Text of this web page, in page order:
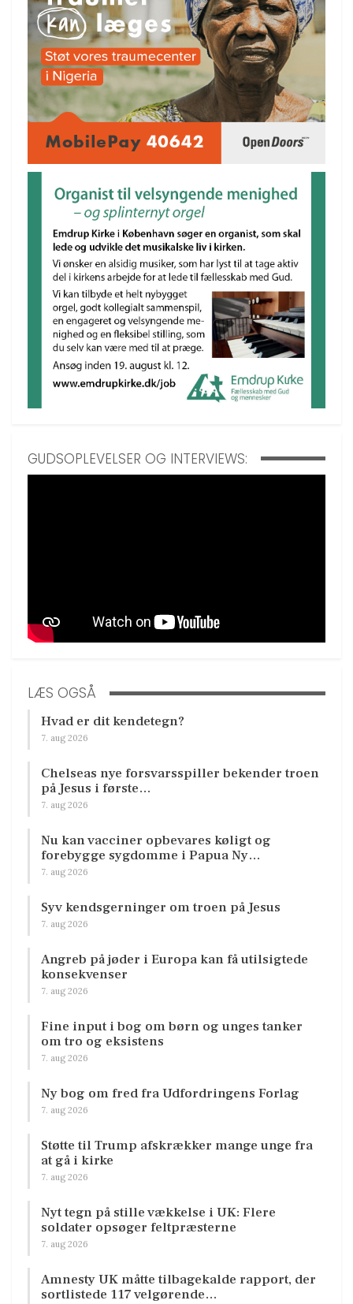
GUDSOPLEVELSER OG INTERVIEWS:
LÆS OGSÅ
Hvad er dit kendetegn?
7. aug 2026
Chelseas nye forsvarsspiller bekender troen
på Jesus i første…
7. aug 2026
Nu kan vacciner opbevares køligt og
forebygge sygdomme i Papua Ny…
7. aug 2026
Syv kendsgerninger om troen på Jesus
7. aug 2026
Angreb på jøder i Europa kan få utilsigtede
konsekvenser
7. aug 2026
Fine input i bog om børn og unges tanker
om tro og eksistens
7. aug 2026
Ny bog om fred fra Udfordringens Forlag
7. aug 2026
Støtte til Trump afskrækker mange unge fra
at gå i kirke
7. aug 2026
Nyt tegn på stille vækkelse i UK: Flere
soldater opsøger feltpræsterne
7. aug 2026
Amnesty UK måtte tilbagekalde rapport, der
sortlistede 117 velgørende…